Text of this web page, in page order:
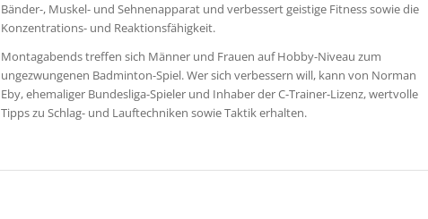
Bänder-, Muskel- und Sehnenapparat und verbessert geistige Fitness sowie die
Konzentrations- und Reaktionsfähigkeit.
Montagabends treffen sich Männer und Frauen auf Hobby-Niveau zum
ungezwungenen Badminton-Spiel. Wer sich verbessern will, kann von Norman
Eby, ehemaliger Bundesliga-Spieler und Inhaber der C-Trainer-Lizenz, wertvolle
Tipps zu Schlag- und Lauftechniken sowie Taktik erhalten.